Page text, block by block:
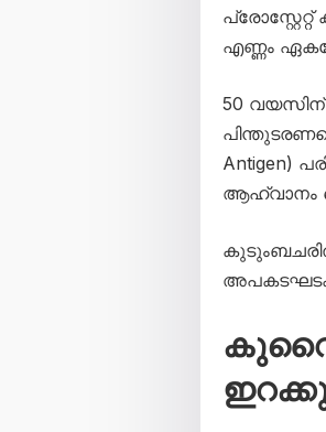
എണ്ണം
50
Antigen)
ആഹ്വാനം